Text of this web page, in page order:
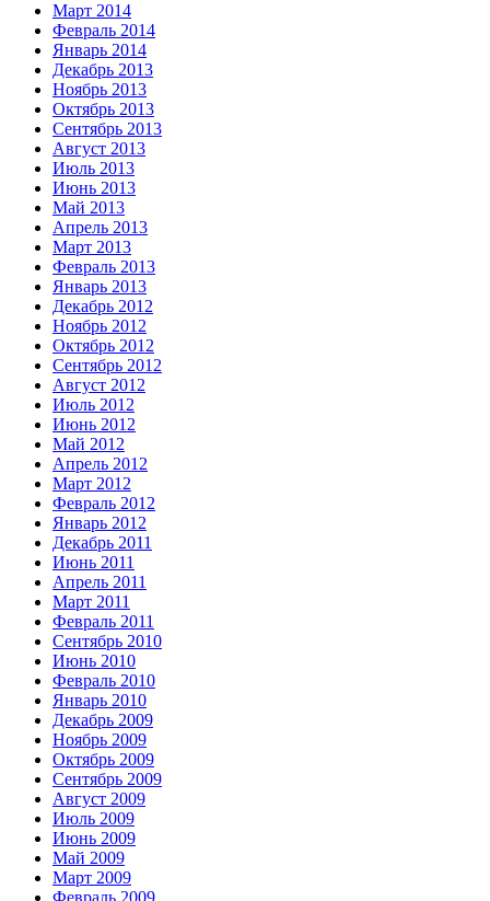
Март 2014
Февраль 2014
Январь 2014
Декабрь 2013
Ноябрь 2013
Октябрь 2013
Сентябрь 2013
Август 2013
Июль 2013
Июнь 2013
Май 2013
Апрель 2013
Март 2013
Февраль 2013
Январь 2013
Декабрь 2012
Ноябрь 2012
Октябрь 2012
Сентябрь 2012
Август 2012
Июль 2012
Июнь 2012
Май 2012
Апрель 2012
Март 2012
Февраль 2012
Январь 2012
Декабрь 2011
Июнь 2011
Апрель 2011
Март 2011
Февраль 2011
Сентябрь 2010
Июнь 2010
Февраль 2010
Январь 2010
Декабрь 2009
Ноябрь 2009
Октябрь 2009
Сентябрь 2009
Август 2009
Июль 2009
Июнь 2009
Май 2009
Март 2009